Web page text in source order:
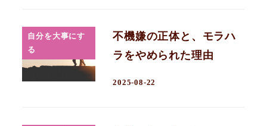
自分を大事にす
る
不機嫌の正体と、モラハ
ラをやめられた理由
2025-08-22